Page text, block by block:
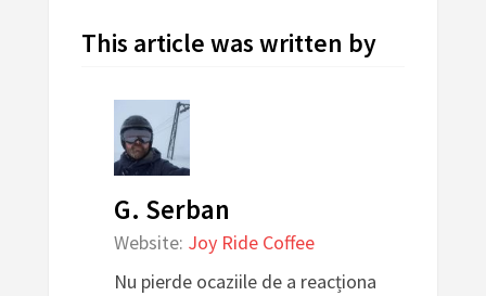
This article was written by
G. Serban
Website: Joy Ride Coffee
Nu pierde ocaziile de a reacționa